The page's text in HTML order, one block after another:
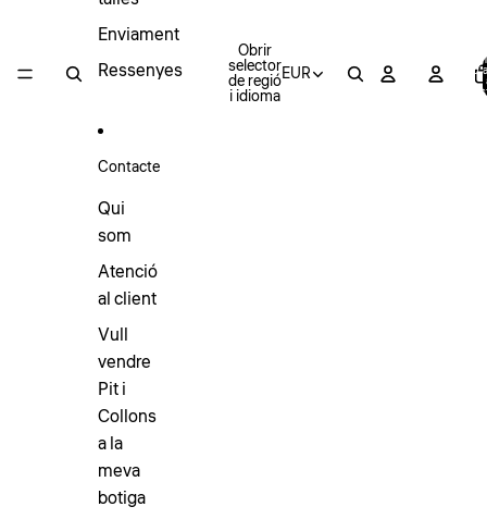
Enviament
Ressenyes
Contacte
Qui
som
Atenció
al client
Vull
vendre
Pit i
Collons
a la
meva
botiga
Obrir
selector
de regió
i idioma
EUR